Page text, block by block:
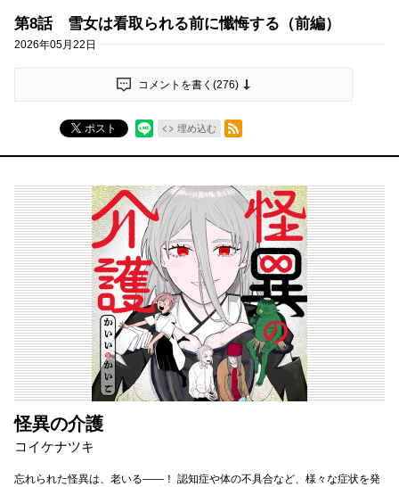
第8話 雪女は看取られる前に懺悔する（前編）
2026年05月22日
コメントを書く(276)
ポスト 埋め込む
RSSフィード
怪異の介護
コイケナツキ
忘れられた怪異は、老いる――！ 認知症や体の不具合など、様々な症状を発